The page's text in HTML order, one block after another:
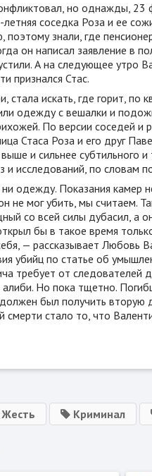
но однажды, 23
соседка Роза и ее
поэтому знали, где
он написал заявление в
А на следующее утро
признался Стас.
стала искать, где горит,
одежду с вешалки и
По версии соседей и
Стаса Роза и его друг
и сильнее субтильного и
и исследований, по словам
одежду. Показания камер
не мог убить, мы считаем.
со всей силы дубасил, а
бы в такое время
— рассказывает
убийц по статье об
требует от следователей
Но пока тщетно.
был получить
стало то, что
Жесть Криминал